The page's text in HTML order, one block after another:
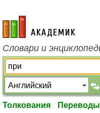
academic.ru
Словари и
Толкования Переводы